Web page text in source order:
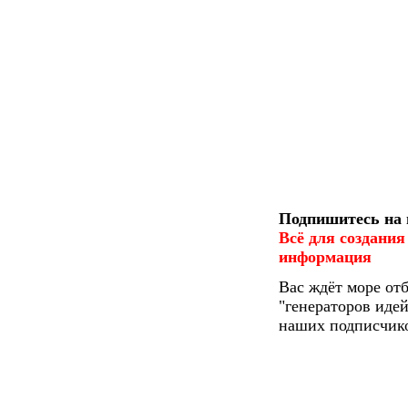
Подпишитесь
Всё для
информация
Вас ждёт море
"генераторов
наших